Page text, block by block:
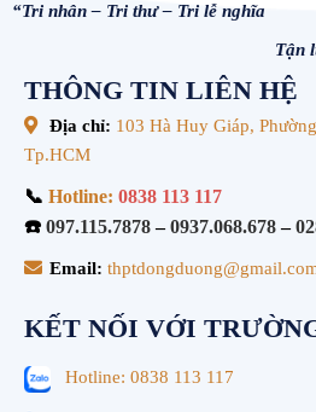
“Tri nhân – Tri thư – Tri lễ nghĩa
Tận
THÔNG TIN LIÊN HỆ
Địa chỉ: 103 Hà Huy Giáp,
Tp.HCM
📞 Hotline: 0838 113 117
☎️ 097.115.7878–0937.068.678–
Email:
KẾT NỐI VỚI
Hotline: 0838 113 117